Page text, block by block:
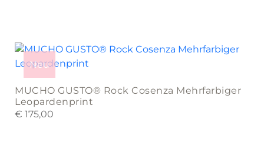
Neu
MUCHO GUSTO® Rock Cosenza Mehrfarbiger
Leopardenprint
€ 175,00
product
has
multiple
variants.
The
options